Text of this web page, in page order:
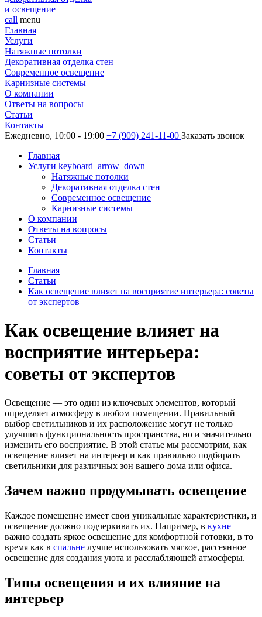
и освещение
call menu
Главная
Услуги
Натяжные потолки
Декоративная отделка стен
Современное освещение
Карнизные системы
О компании
Ответы на вопросы
Статьи
Контакты
Ежедневно, 10:00 - 19:00 +7 (909) 241-11-00 Заказать звонок
Главная
Услуги keyboard_arrow_down
Натяжные потолки
Декоративная отделка стен
Современное освещение
Карнизные системы
О компании
Ответы на вопросы
Статьи
Контакты
Главная
Статьи
Как освещение влияет на восприятие интерьера: советы
от экспертов
Как освещение влияет на
восприятие интерьера:
советы от экспертов
Освещение — это один из ключевых элементов, который
определяет атмосферу в любом помещении. Правильный
выбор светильников и их расположение могут не только
улучшить функциональность пространства, но и значительно
изменить его восприятие. В этой статье мы рассмотрим, как
освещение влияет на интерьер и как правильно подбирать
светильники для различных зон вашего дома или офиса.
Зачем важно продумывать освещение
Каждое помещение имеет свои уникальные характеристики, и
освещение должно подчеркивать их. Например, в кухне
важно создать яркое освещение для комфортной готовки, в то
время как в спальне лучше использовать мягкое, рассеянное
освещение для создания уюта и расслабляющей атмосферы.
Типы освещения и их влияние на
интерьер